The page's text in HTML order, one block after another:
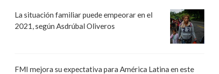
La situación familiar puede empeorar en el
2021, según Asdrúbal Oliveros
FMI mejora su expectativa para América Latina en este